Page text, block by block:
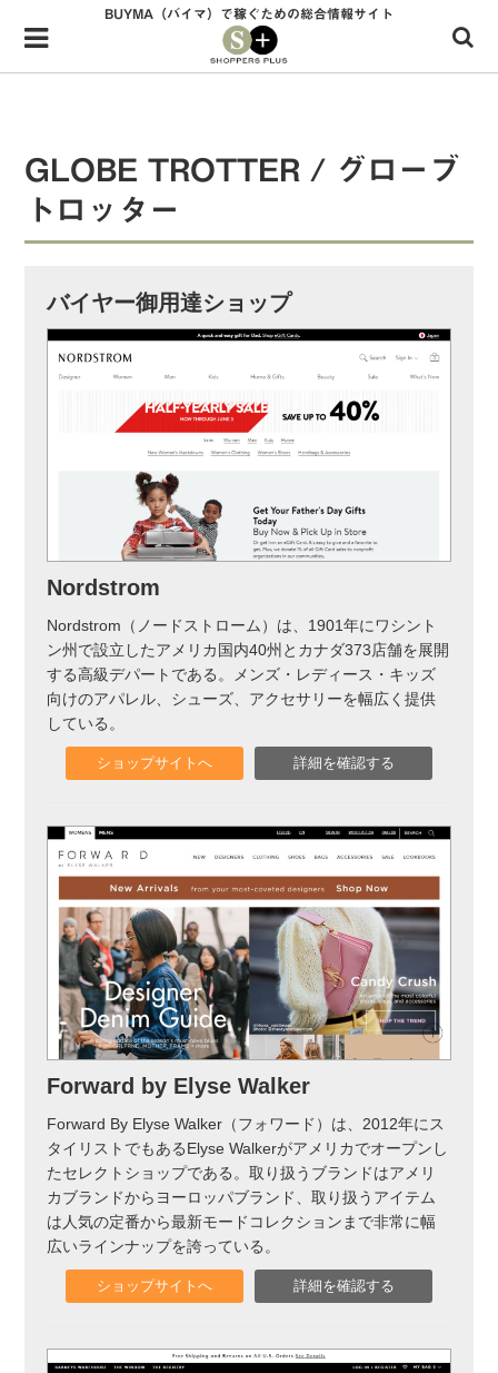
Menu
HOME
34歳独身OLバイマ実践記
無在庫で自由気ままに稼ぐ！バイマ実践記
BUYMAで人気のブランド
BUYMAの売れ筋商品
バイマの疑問に現役パーソナルショッパーが答えてみた
実録！海外ショップで買ってみた！
海外SHOP LIST
BUYMA（バイマ）で稼ぐための総合情報サイト
GLOBE TROTTER / グローブ
トロッター
バイヤー御用達ショップ
Nordstrom
Nordstrom（ノードストローム）は、1901年にワシント
ン州で設立したアメリカ国内40州とカナダ373店舗を展開
する高級デパートである。メンズ・レディース・キッズ
向けのアパレル、シューズ、アクセサリーを幅広く提供
している。
ショップサイトへ 詳細を確認する
Forward by Elyse Walker
Forward By Elyse Walker（フォワード）は、2012年にス
タイリストでもあるElyse Walkerがアメリカでオープンし
たセレクトショップである。取り扱うブランドはアメリ
カブランドからヨーロッパブランド、取り扱うアイテム
は人気の定番から最新モードコレクションまで非常に幅
広いラインナップを誇っている。
ショップサイトへ 詳細を確認する